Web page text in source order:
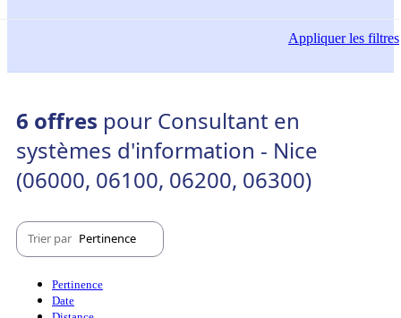
Appliquerles filtres
6 offres pour Consultant en
systèmes d'information - Nice
(06000, 06100, 06200, 06300)
Trier par Pertinence
Pertinence
Date